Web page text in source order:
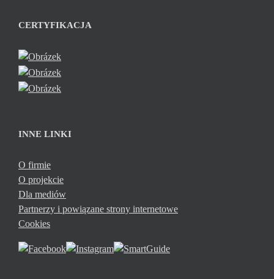
CERTYFIKACJA
INNE LINKI
O firmie
O projekcie
Dla mediów
Partnerzy i powiązane strony internetowe
Cookies